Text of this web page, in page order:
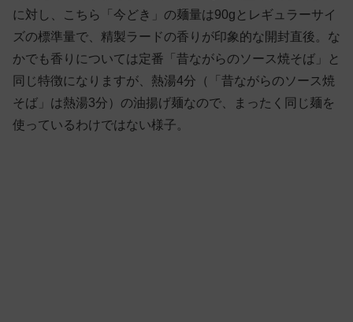
に対し、こちら「今どき」の麺量は90gとレギュラーサイ
ズの標準量で、精製ラードの香りが印象的な開封直後。な
かでも香りについては定番「昔ながらのソース焼そば」と
同じ特徴になりますが、熱湯4分（「昔ながらのソース焼
そば」は熱湯3分）の油揚げ麺なので、まったく同じ麺を
使っているわけではない様子。